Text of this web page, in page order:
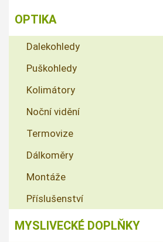
OPTIKA
Dalekohledy
Puškohledy
Kolimátory
Noční vidění
Termovize
Dálkoměry
Montáže
Příslušenství
MYSLIVECKÉ DOPLŇKY